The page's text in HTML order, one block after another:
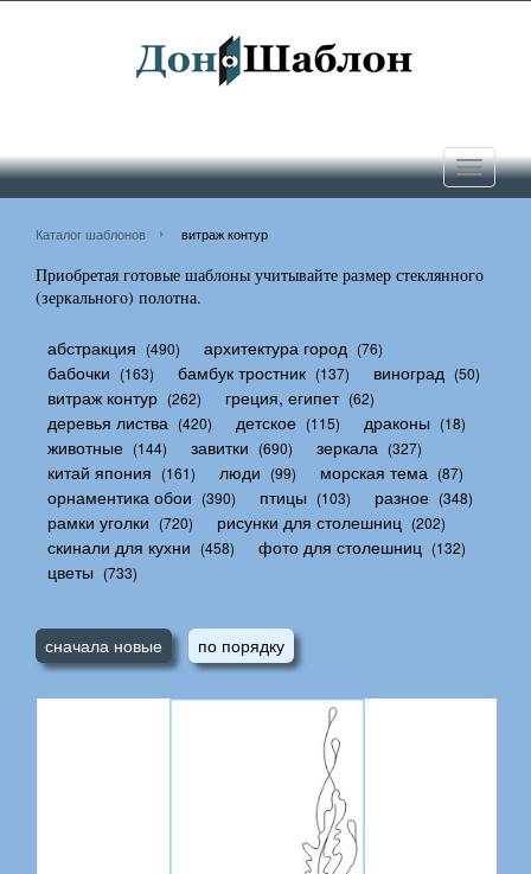
Toggle
Каталог шаблонов витраж контур
Приобретая готовые шаблоны учитывайте размер стеклянного
(зеркального) полотна.
абстракция (490) архитектура город (76)
бабочки (163) бамбук тростник (137) виноград (50)
витраж контур (262) греция, египет (62)
деревья листва (420) детское (115) драконы (18)
животные (144) завитки (690) зеркала (327)
китай япония (161) люди (99) морская тема (87)
орнаментика обои (390) птицы (103) разное (348)
рамки уголки (720) рисунки для столешниц (202)
скинали для кухни (458) фото для столешниц (132)
цветы (733)
сначала новые по порядку